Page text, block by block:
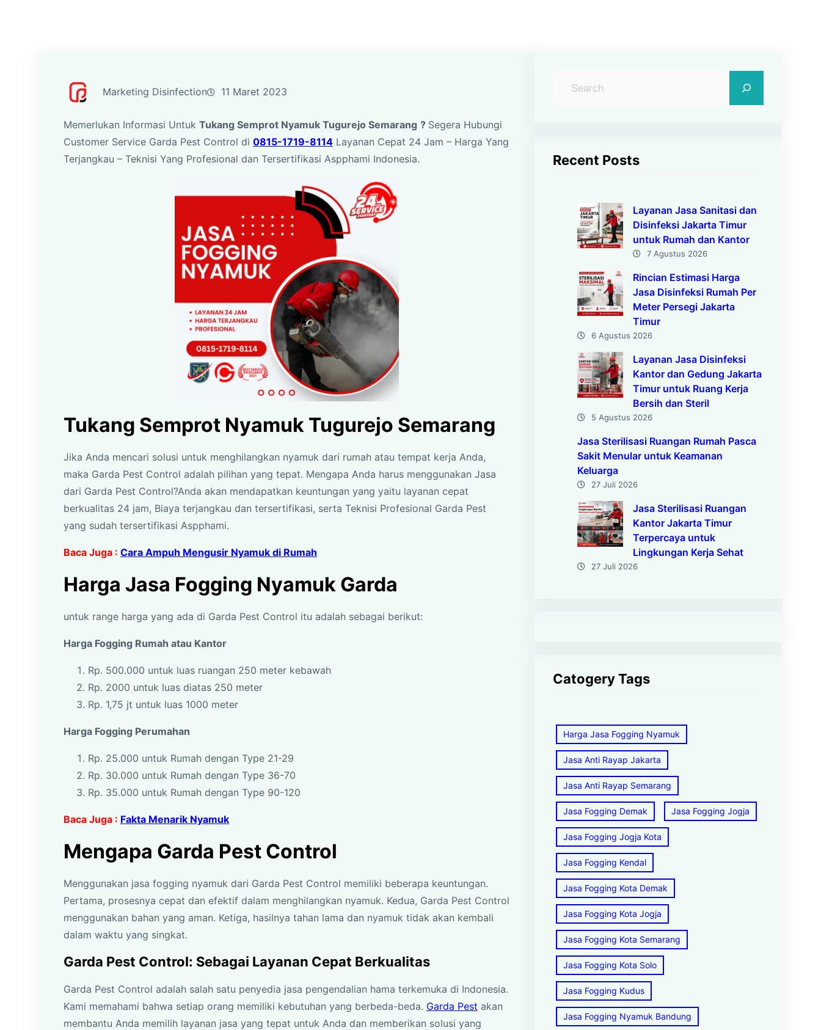
Marketing Disinfection 11 Maret 2023
Memerlukan Informasi Untuk Tukang Semprot Nyamuk Tugurejo Semarang ? Segera Hubungi
Customer Service Garda Pest Control di 0815-1719-8114 Layanan Cepat 24 Jam – Harga Yang
Terjangkau – Teknisi Yang Profesional dan Tersertifikasi Aspphami Indonesia.
Tukang Semprot Nyamuk Tugurejo Semarang
Jika Anda mencari solusi untuk menghilangkan nyamuk dari rumah atau tempat kerja Anda,
maka Garda Pest Control adalah pilihan yang tepat. Mengapa Anda harus menggunakan Jasa
dari Garda Pest Control?Anda akan mendapatkan keuntungan yang yaitu layanan cepat
berkualitas 24 jam, Biaya terjangkau dan tersertifikasi, serta Teknisi Profesional Garda Pest
yang sudah tersertifikasi Aspphami.
Baca Juga : Cara Ampuh Mengusir Nyamuk di Rumah
Harga Jasa Fogging Nyamuk Garda
untuk range harga yang ada di Garda Pest Control itu adalah sebagai berikut:
Harga Fogging Rumah atau Kantor
Rp. 500.000 untuk luas ruangan 250 meter kebawah
Rp. 2000 untuk luas diatas 250 meter
Rp. 1,75 jt untuk luas 1000 meter
Harga Fogging Perumahan
Rp. 25.000 untuk Rumah dengan Type 21-29
Rp. 30.000 untuk Rumah dengan Type 36-70
Rp. 35.000 untuk Rumah dengan Type 90-120
Baca Juga : Fakta Menarik Nyamuk
Mengapa Garda Pest Control
Menggunakan jasa fogging nyamuk dari Garda Pest Control memiliki beberapa keuntungan.
Pertama, prosesnya cepat dan efektif dalam menghilangkan nyamuk. Kedua, Garda Pest Control
menggunakan bahan yang aman. Ketiga, hasilnya tahan lama dan nyamuk tidak akan kembali
dalam waktu yang singkat.
Garda Pest Control: Sebagai Layanan Cepat Berkualitas
Garda Pest Control adalah salah satu penyedia jasa pengendalian hama terkemuka di Indonesia.
Kami memahami bahwa setiap orang memiliki kebutuhan yang berbeda-beda. Garda Pest akan
membantu Anda memilih layanan jasa yang tepat untuk Anda dan memberikan solusi yang
Recent Posts
Layanan Jasa Sanitasi dan
Disinfeksi Jakarta Timur
untuk Rumah dan Kantor
7 Agustus 2026
Rincian Estimasi Harga
Jasa Disinfeksi Rumah Per
Meter Persegi Jakarta
Timur
6 Agustus 2026
Layanan Jasa Disinfeksi
Kantor dan Gedung Jakarta
Timur untuk Ruang Kerja
Bersih dan Steril
5 Agustus 2026
Jasa Sterilisasi Ruangan Rumah Pasca
Sakit Menular untuk Keamanan
Keluarga
27 Juli 2026
Jasa Sterilisasi Ruangan
Kantor Jakarta Timur
Terpercaya untuk
Lingkungan Kerja Sehat
27 Juli 2026
Catogery Tags
Harga Jasa Fogging Nyamuk
Jasa Anti Rayap Jakarta
Jasa Anti Rayap Semarang
Jasa Fogging Demak Jasa Fogging Jogja
Jasa Fogging Jogja Kota
Jasa Fogging Kendal
Jasa Fogging Kota Demak
Jasa Fogging Kota Jogja
Jasa Fogging Kota Semarang
Jasa Fogging Kota Solo
Jasa Fogging Kudus
Jasa Fogging Nyamuk Bandung